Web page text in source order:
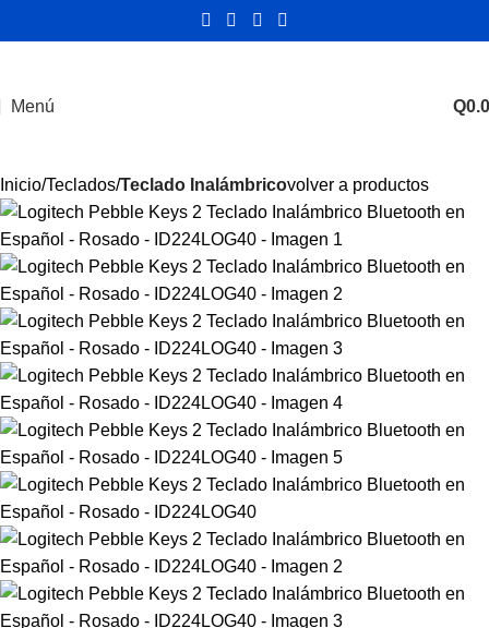
Menú Q
Inicio Teclados Teclado Inalámbricovolver a productos